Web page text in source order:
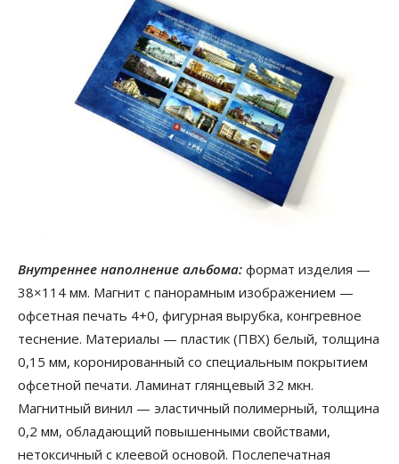
Внутреннее наполнение альбома: формат изделия —
38×114 мм. Магнит с панорамным изображением —
офсетная печать 4+0, фигурная вырубка, конгревное
теснение. Материалы — пластик (ПВХ) белый, толщина
0,15 мм, коронированный со специальным покрытием
офсетной печати. Ламинат глянцевый 32 мкн.
Магнитный винил — эластичный полимерный, толщина
0,2 мм, обладающий повышенными свойствами,
нетоксичный с клеевой основой. Послепечатная